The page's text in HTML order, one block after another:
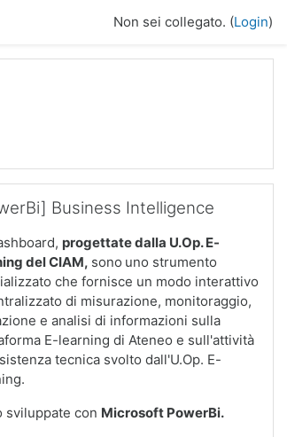
Non sei collegato. (Login)
Business Intelligence
progettate dalla U.Op. E-
del CIAM, sono uno strumento
che fornisce un modo interattivo
di misurazione, monitoraggio,
e analisi di informazioni sulla
E-learning di Ateneo e sull'attività
tecnica svolto dall'U.Op. E-
sviluppate con Microsoft PowerBi.